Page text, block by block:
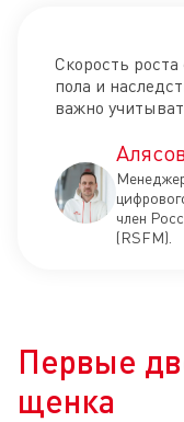
Скорость
пола и
важно
член
(RSFM).
Первые
щенка